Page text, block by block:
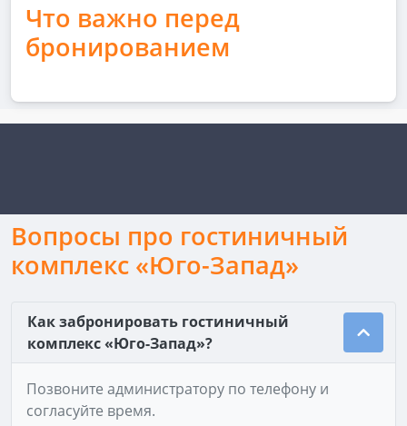
Что важно перед
бронированием
Вопросы про гостиничный
комплекс «Юго-Запад»
Как забронировать гостиничный
комплекс «Юго-Запад»?
Позвоните администратору по телефону и
согласуйте время.